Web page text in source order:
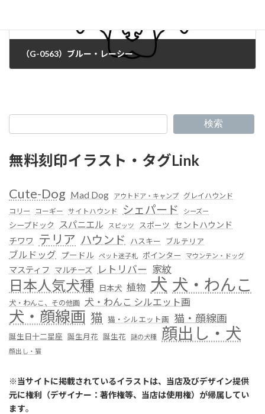
（G-0563）ブルー・レーシー
検索
無料刻印イラスト・タグLink
Cute-Dog Mad Dog アウトドア・キャンプ
グレイハウンド
コリー
コーギー サイトハウンド シェパード シーズー
シープドック スパニエル スピッツ スポーツ セントハウンド
チワワ
テリア ハウンド ハスキー ブルテリア
ブルドッグ プードル ペット迷子札 ポインター マウンテン・ドッグ
マスティフ マルチーズ レトリバー 家紋
日本人気犬種 日本犬 植物 犬 犬・わんこ
犬・わんこ、その他画 犬・わんこ シルエット画
犬・顔線画 猫 猫・シルエット画 猫・顔線画
誕生日十二星座 誕生月花 誕生花 謎の犬種 顔出し・犬
顔出し・猫
※当サイトに掲載されているイラストは、当店及びデザイン提供
元に権利（デザイナー：著作権等、当店は使用権）が帰属してい
ます。